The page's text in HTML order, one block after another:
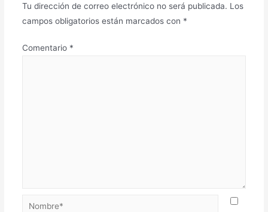
Tu dirección de correo electrónico no será publicada. Los
campos obligatorios están marcados con *
Comentario *